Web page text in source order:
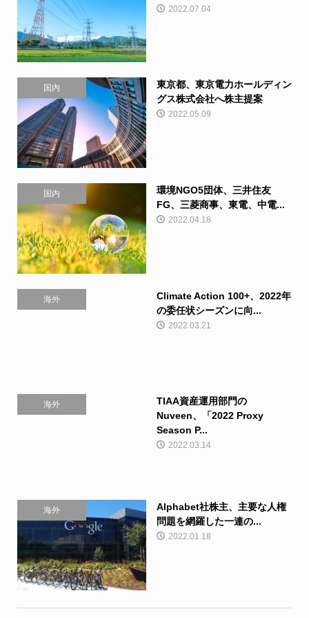
2022.07.04
国内
東京都、東京電力ホールディン
グス株式会社へ株主提案
2022.05.09
国内
環境NGO5団体、三井住友
FG、三菱商事、東電、中電...
2022.04.18
海外
Climate Action 100+、2022年
の委任状シーズンに向...
2022.03.21
海外
TIAA資産運用部門の
Nuveen、「2022 Proxy
Season P...
2022.03.14
海外
Alphabet社株主、主要な人権
問題を網羅した一連の...
2022.01.18